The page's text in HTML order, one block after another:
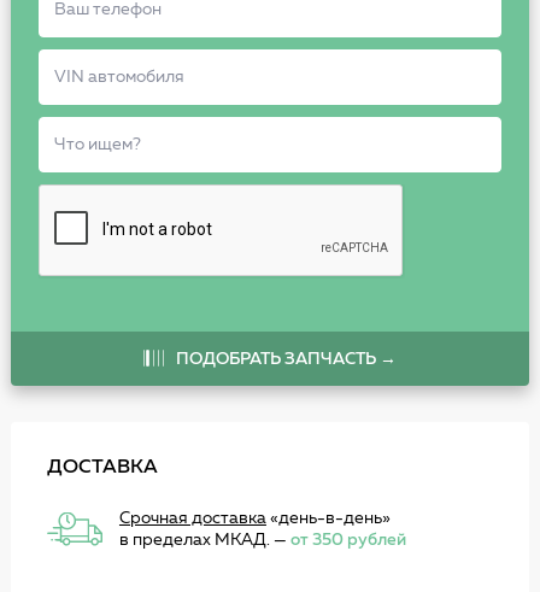
ПОДОБРАТЬ ЗАПЧАСТЬ →
ДОСТАВКА
Срочная доставка«день-в-день»
в пределах МКАД. — от 350 рублей